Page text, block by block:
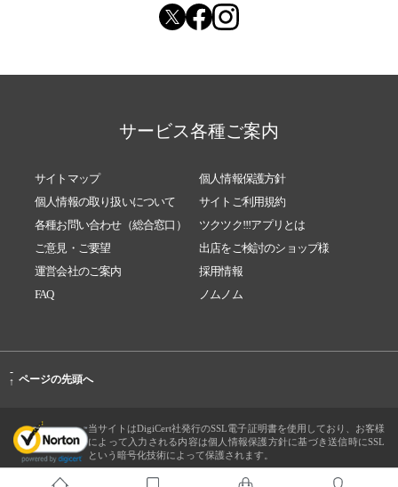
サービス各種ご案内
サイトマップ
個人情報保護方針
個人情報の取り扱いについて
サイトご利用規約
各種お問い合わせ（総合窓口）
ツクツク!!!アプリとは
ご意見・ご要望
出店をご検討のショップ様
運営会社のご案内
採用情報
FAQ
ノムノム
-
↑ ページの先頭へ
当サイトはDigiCert社発行のSSL電子証明書を使用しており、お客様
によって入力される内容は個人情報保護方針に基づき送信時にSSL
という暗号化技術によって保護されます。